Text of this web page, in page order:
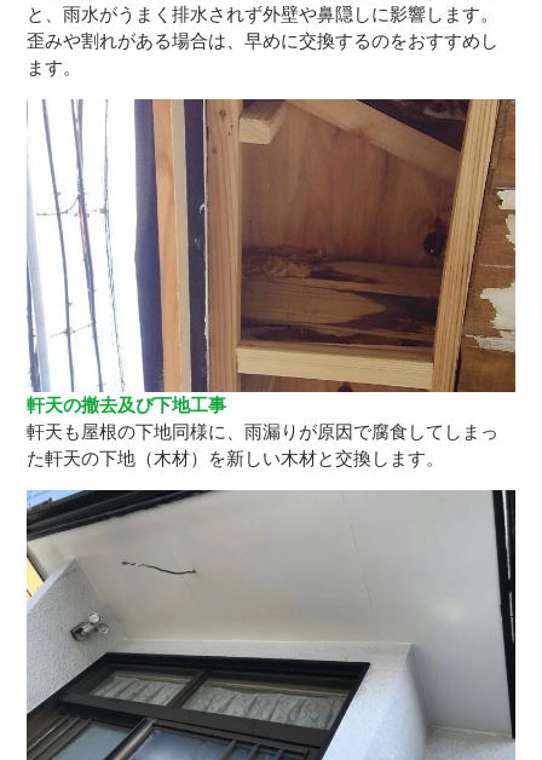
と、雨水がうまく排水されず外壁や鼻隠しに影響します。
歪みや割れがある場合は、早めに交換するのをおすすめし
ます。
軒天の撤去及び下地工事
軒天も屋根の下地同様に、雨漏りが原因で腐食してしまっ
た軒天の下地（木材）を新しい木材と交換します。